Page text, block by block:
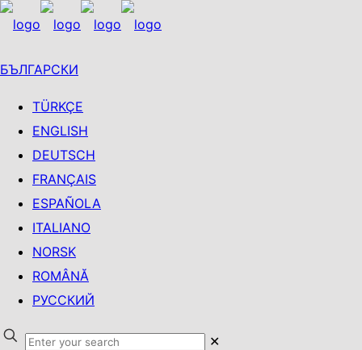
БЪЛГАРСКИ
TÜRKÇE
ENGLISH
DEUTSCH
FRANÇAIS
ESPAÑOLA
ITALIANO
NORSK
ROMÂNĂ
РУССКИЙ
✕